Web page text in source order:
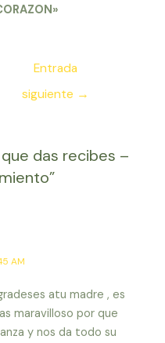
Entrada
siguiente →
das recibes –
AM
atu madre , es
maravilloso por que
y nos da todo su